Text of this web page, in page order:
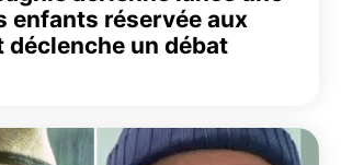
enfants réservée aux
déclenche un débat